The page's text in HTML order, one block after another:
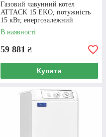
Газовий чавунний котел
ATTACK 15 EKO, потужність
15 кВт, енергозалежний
В наявності
59 881 ₴
Купити